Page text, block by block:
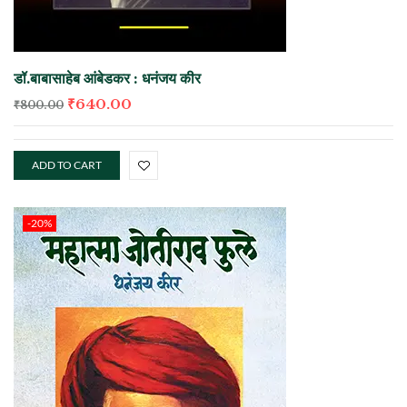
डॉ.बाबासाहेब आंबेडकर : धनंजय कीर
₹800.00 ₹640.00
ADD TO CART
-20%